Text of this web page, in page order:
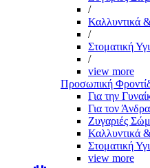
/
Καλλυντικά
/
Στοματική
/
view more
Προσωπική
Για την
Για τον Άνδρα
Ζυγαριές
Καλλυντικά
Στοματική
view more